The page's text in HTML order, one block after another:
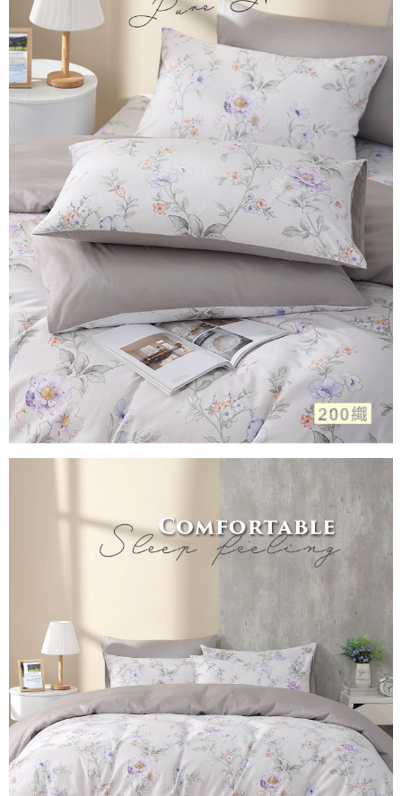
１．透過由恩沛科技股份有限公司提供之「AFTEE先享後付」服務完成之交
易，需依本服務之必要範圍內提供個人資料，並將交易相關給付款項請求債
權轉讓予恩沛科技股份有限公司。
２．關於個人資料處理事宜，請瀏覽以下網址：
https://aftee.tw/terms/#terms3
３．未成年的使用者請事先徵得法定代理人或監護人之同意方可使用
「AFTEE先享後付」，若未經同意申辦者引起之損失，本公司不負相關責
４．使用「AFTEE先享後付」時，將依據個別帳號之用戶狀況，依本公司即
時審查核予不同之上限額度；若仍有額度不足之情形，本公司將視審查結果
請求用戶進行身份認證。
５．嚴禁一人註冊多個帳號或使用他人資訊註冊。若發現惡意使用之情形，
恩沛科技股份有限公司將有權停止該用戶之使用額度並採取法律行動。
每筆NT$100，滿NT$499(含以上)免運費
離島宅配
每筆NT$100，滿NT$499(含以上)免運費